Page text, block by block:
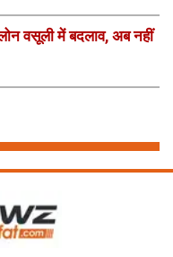
वसूली में बदलाव, अब नहीं